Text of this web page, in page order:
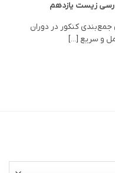
زیست یازدهم
کنکور در دوران
و سریع [...]